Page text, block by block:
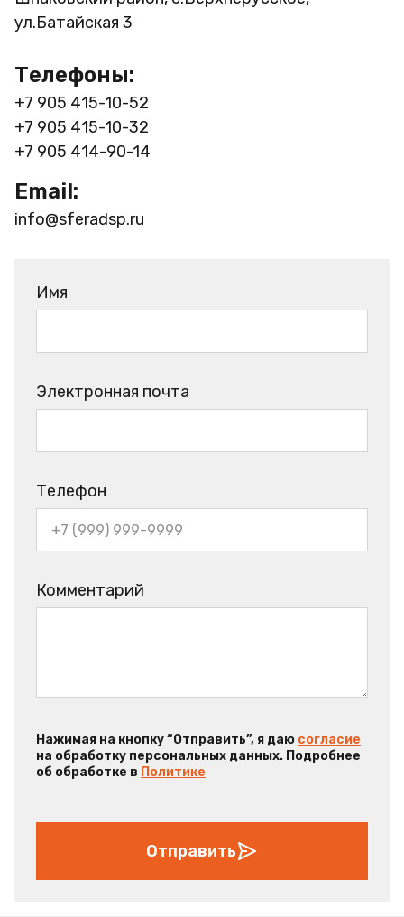
ул.Батайская 3
Телефоны:
+7 905 415-10-52
+7 905 415-10-32
+7 905 414-90-14
Email:
info@sferadsp.ru
Имя
Электронная почта
Телефон
Комментарий
Нажимая на кнопку “Отправить”, я даю согласие
на обработку персональных данных. Подробнее
об обработке в Политике
Отправить